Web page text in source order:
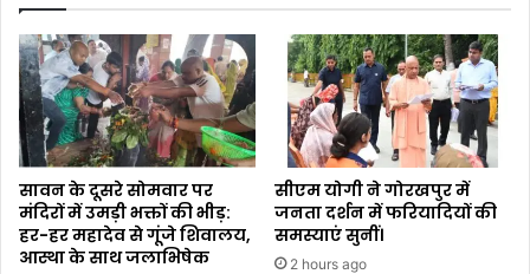
सावन के दूसरे सोमवार पर
मंदिरों में उमड़ी भक्तों की भीड़:
हर-हर महादेव से गूंजे शिवालय,
आस्था के साथ जलाभिषेक
सीएम योगी ने गोरखपुर में
जनता दर्शन में फरियादियों की
समस्याएं सुनीं।
2 hours ago